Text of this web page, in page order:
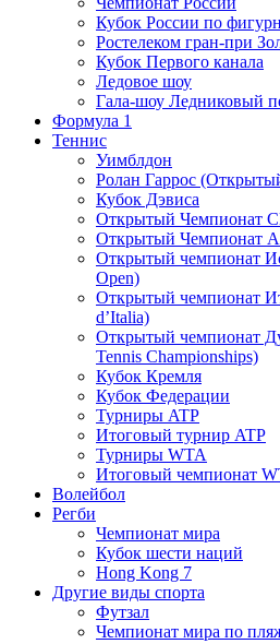
Кубок России по
Ростелеком гран-при
Кубок Первого канала
Ледовое шоу
Гала-шоу Ледниковый
Формула 1
Теннис
Уимблдон
Ролан Гаррос
Кубок Дэвиса
Открытый Чемпионат
Открытый Чемпионат
Открытый чемпионат
Open)
Открытый чемпионат
d’Italia)
Открытый чемпионат
Tennis Championships)
Кубок Кремля
Кубок Федерации
Турниры ATP
Итоговый турнир ATP
Турниры WTA
Итоговый чемпионат
Волейбол
Регби
Чемпионат мира
Кубок шести наций
Hong Kong 7
Другие виды спорта
Футзал
Чемпионат мира по